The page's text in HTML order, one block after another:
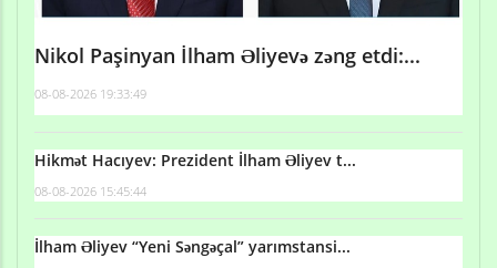
Nikol Paşinyan İlham Əliyevə zəng etdi:...
08-08-2026 19:33:49
Hikmət Hacıyev: Prezident İlham Əliyev t...
08-08-2026 15:45:44
İlham Əliyev “Yeni Səngəçal” yarımstansi...